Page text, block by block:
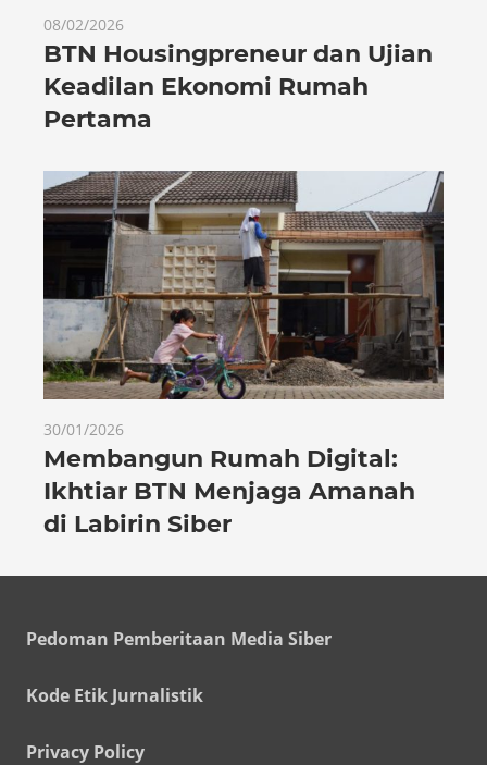
08/02/2026
BTN Housingpreneur dan Ujian
Keadilan Ekonomi Rumah
Pertama
30/01/2026
Membangun Rumah Digital:
Ikhtiar BTN Menjaga Amanah
di Labirin Siber
Pedoman Pemberitaan Media Siber
Kode Etik Jurnalistik
Privacy Policy